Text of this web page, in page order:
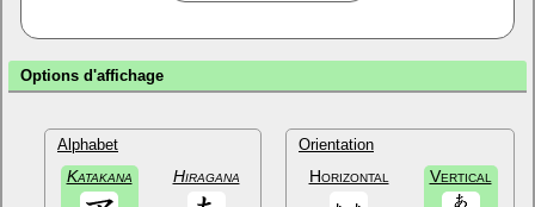
Options d'affichage
Alphabet
Katakana Hiragana
Orientation
Horizontal Vertical